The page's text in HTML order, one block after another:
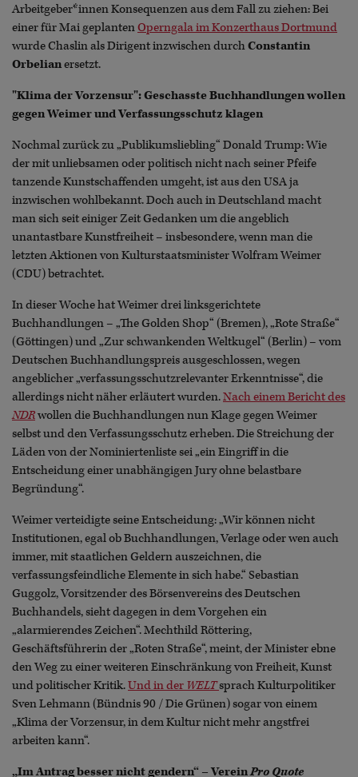
Arbeitgeber*innen Konsequenzen aus dem Fall zu ziehen: Bei
einer für Mai geplantenOperngala im Konzerthaus Dortmund
wurde Chaslin als Dirigent inzwischen durchConstantin
Orbelianersetzt.
"Klima der Vorzensur": Geschasste Buchhandlungen wollen
gegen Weimer und Verfassungsschutz klagen
Nochmal zurück zu „Publikumsliebling“ Donald Trump: Wie
der mit unliebsamen oder politisch nicht nach seiner Pfeife
tanzende Kunstschaffenden umgeht, ist aus den USA ja
inzwischen wohlbekannt. Doch auch in Deutschland macht
man sich seit einiger Zeit Gedanken um die angeblich
unantastbare Kunstfreiheit – insbesondere, wenn man die
letzten Aktionen von Kulturstaatsminister Wolfram Weimer
(CDU) betrachtet.
In dieser Woche hat Weimer drei linksgerichtete
Buchhandlungen – „The Golden Shop“ (Bremen), „Rote Straße“
(Göttingen) und „Zur schwankenden Weltkugel“ (Berlin) – vom
Deutschen Buchhandlungspreis ausgeschlossen, wegen
angeblicher „verfassungsschutzrelevanter Erkenntnisse“, die
allerdings nicht näher erläutert wurden.Nach einem Bericht des
NDRwollen die Buchhandlungen nun Klage gegen Weimer
selbst und den Verfassungsschutz erheben. Die Streichung der
Läden von der Nominiertenliste sei „ein Eingriff in die
Entscheidung einer unabhängigen Jury ohne belastbare
Begründung“.
Weimer verteidigte seine Entscheidung: „Wir können nicht
Institutionen, egal ob Buchhandlungen, Verlage oder wen auch
immer, mit staatlichen Geldern auszeichnen, die
verfassungsfeindliche Elemente in sich habe.“ Sebastian
Guggolz, Vorsitzender des Börsenvereins des Deutschen
Buchhandels, sieht dagegen in dem Vorgehen ein
„alarmierendes Zeichen“. Mechthild Röttering,
Geschäftsführerin der „Roten Straße“, meint, der Minister ebne
den Weg zu einer weiteren Einschränkung von Freiheit, Kunst
und politischer Kritik.Und in der WELTsprach Kulturpolitiker
Sven Lehmann (Bündnis 90 / Die Grünen) sogar von einem
„Klima der Vorzensur, in dem Kultur nicht mehr angstfrei
arbeiten kann“.
„Im Antrag besser nicht gendern“ – VereinPro Quote